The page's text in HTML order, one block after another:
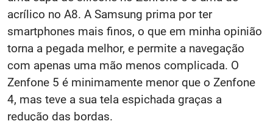
acrílico no A8. A Samsung prima por ter
smartphones mais finos, o que em minha opinião
torna a pegada melhor, e permite a navegação
com apenas uma mão menos complicada. O
Zenfone 5 é minimamente menor que o Zenfone
4, mas teve a sua tela espichada graças a
redução das bordas.